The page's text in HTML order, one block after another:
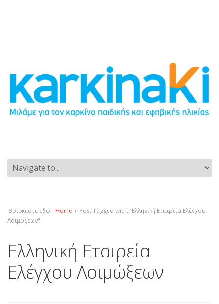
Βρίσκεστε εδώ: Home › Post Tagged with: "Ελληνική Εταιρεία Ελέγχου
Λοιμώξεων"
Ελληνική Εταιρεία
Ελέγχου Λοιμώξεων